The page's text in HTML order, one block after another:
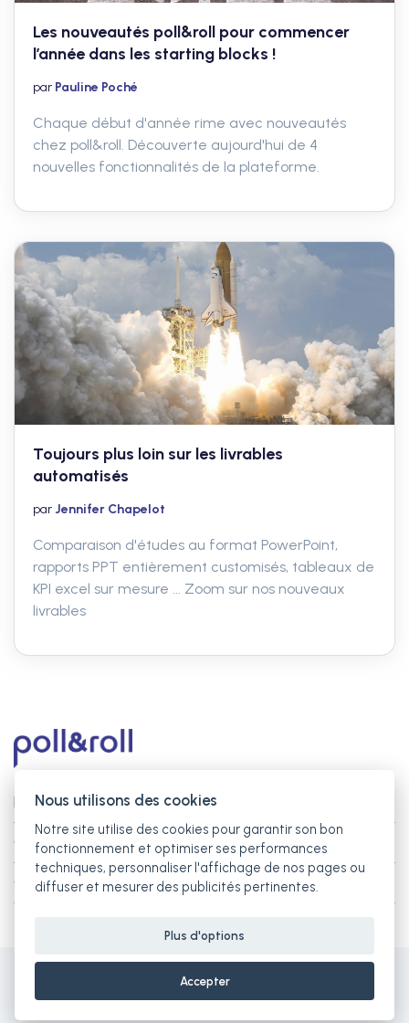
Les nouveautés poll&roll pour commencer
l’année dans les starting blocks !
par Pauline Poché
Chaque début d'année rime avec nouveautés
chez poll&roll. Découverte aujourd'hui de 4
nouvelles fonctionnalités de la plateforme.
Toujours plus loin sur les livrables
automatisés
parJennifer Chapelot
Comparaison d'études au format PowerPoint,
rapports PPT entièrement customisés, tableaux de
KPI excel sur mesure ... Zoom sur nos nouveaux
livrables
La société
Guides des études
Contact
2026 © Tous droits réservés, Discurv -
Nous utilisons des cookies
Notre site utilise des cookies pour garantir son bon
fonctionnement et optimiser ses performances
techniques, personnaliser l'affichage de nos pages ou
diffuser et mesurer des publicités pertinentes.
Plus d'options
Accepter